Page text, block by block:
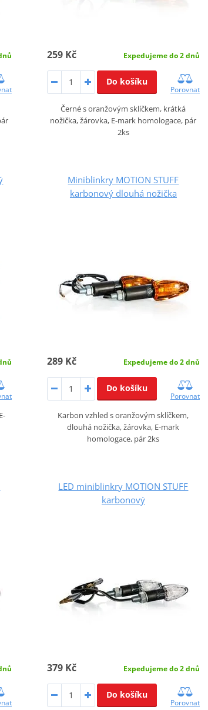
259 Kč Expedujeme do 2 dnů
Do košíku
Porovnat
Černé s oranžovým sklíčkem, krátká
nožička, žárovka, E-mark homologace, pár
2ks
Miniblinkry MOTION STUFF
karbonový dlouhá nožička
289 Kč Expedujeme do 2 dnů
Do košíku
Porovnat
Karbon vzhled s oranžovým sklíčkem,
dlouhá nožička, žárovka, E-mark
homologace, pár 2ks
LED miniblinkry MOTION STUFF
karbonový
379 Kč Expedujeme do 2 dnů
Do košíku
Porovnat